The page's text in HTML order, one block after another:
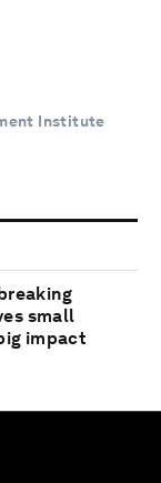
Institute
small
impact